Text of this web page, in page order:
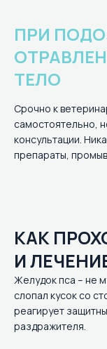
ПРИ
ТЕЛО
Срочно к
самостоятельно,
консультации.
препараты,
КАК
И
Желудок пса – не
слопал кусок со
реагирует
раздражителя.